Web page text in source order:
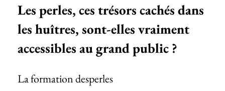
Les perles, ces trésors cachés dans
les huîtres, sont-elles vraiment
accessibles au grand public ?
La formation desperles